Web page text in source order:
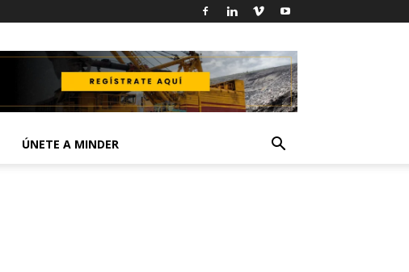
ÚNETE A MINDER